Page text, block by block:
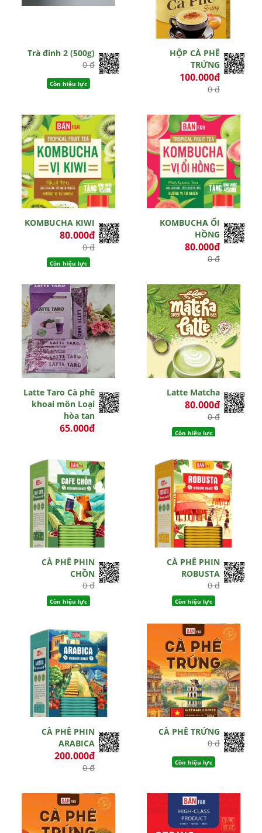
Trà đinh 2 (500g)
0 đ
Còn hiệu lực
HỘP CÀ PHÊ
TRỨNG
100.000đ
0 đ
KOMBUCHA KIWI
80.000đ
0 đ
Còn hiệu lực
KOMBUCHA ỔI
HỒNG
80.000đ
0 đ
Latte Taro Cà phê
khoai môn Loại
hòa tan
65.000đ
Latte Matcha
80.000đ
0 đ
Còn hiệu lực
CÀ PHÊ PHIN
CHỒN
0 đ
Còn hiệu lực
CÀ PHÊ PHIN
ROBUSTA
0 đ
Còn hiệu lực
CÀ PHÊ PHIN
ARABICA
200.000đ
0 đ
CÀ PHÊ TRỨNG
0 đ
Còn hiệu lực